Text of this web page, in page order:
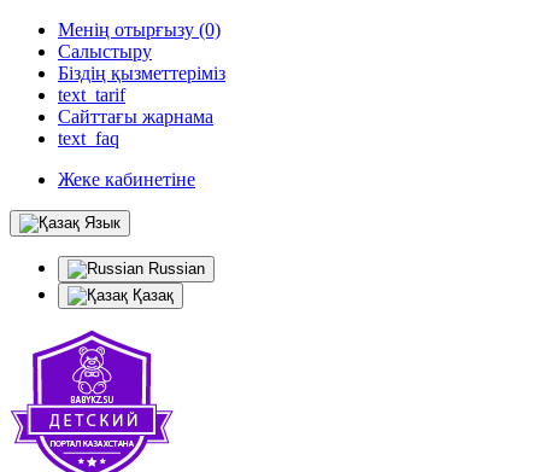
Менің отырғызу (0)
Салыстыру
Біздің қызметтеріміз
text_tarif
Сайттағы жарнама
text_faq
Жеке кабинетіне
Язык
Russian
Қазақ